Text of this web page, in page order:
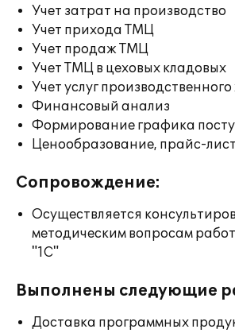
Учет затрат на производство
Учет прихода ТМЦ
Учет продаж ТМЦ
Учет ТМЦ в цеховых кладовых
Учет услуг
Финансовый анализ
Формирование графика
Ценообразование, прайс-
Сопровождение:
Осуществляется
методическим вопросам
"1С"
Выполнены следующие
Доставка программных